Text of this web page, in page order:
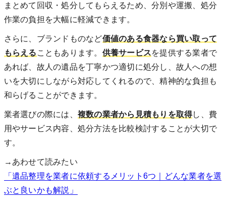
まとめて回収・処分してもらえるため、分別や運搬、処分
作業の負担を大幅に軽減できます。
さらに、ブランドものなど価値のある食器なら買い取って
もらえる こともあります。 供養サービスを提供する業者で
あれば、故人の遺品を丁寧かつ適切に処分し、故人への想
いを大切にしながら対応してくれるので、精神的な負担も
和らげることができます。
業者選びの際には、 複数の業者から見積もりを取得し、費
用やサービス内容、処分方法を比較検討することが大切で
す。
→あわせて読みたい
「遺品整理を業者に依頼するメリット6つ｜どんな業者を選
ぶと良いかも解説」